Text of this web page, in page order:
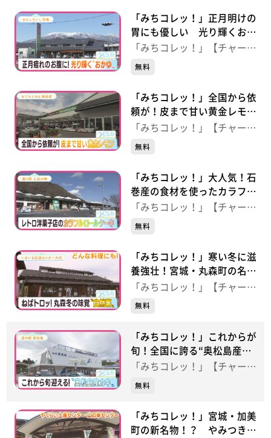
「みちコレッ！」正月明けの
胃にも優しい 光り輝くおか
ゆ 【おもしろいし市場】
「みちコレッ！」【チャー
ジ！】
無料
「みちコレッ！」全国から依
頼が！皮まで甘い黄金レモ
ン 【おてんとさん 涌谷
「みちコレッ！」【チャー
ジ！】
無料
「みちコレッ！」大人気！石
巻産の食材を使ったカラフル
ロールケーキ 【道の駅 上
「みちコレッ！」【チャー
ジ！】
無料
「みちコレッ！」寒い冬に滋
養強壮！宮城・丸森町の名
産“自然薯” 【いきいき交流
町）
「みちコレッ！」【チャー
ジ！】
無料
「みちコレッ！」これからが
旬！全国に誇る“奥松島産カ
キ” 【道の駅 東松島】
「みちコレッ！」【チャー
ジ！】
無料
「みちコレッ！」宮城・加美
町の新名物！？ やみつきス